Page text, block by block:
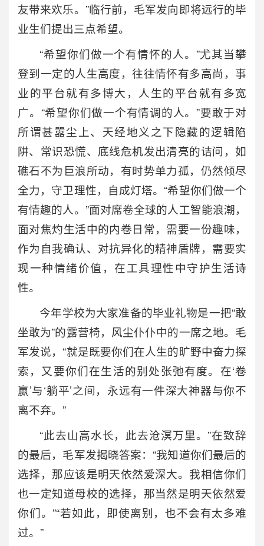
友带来欢乐。”临行前，毛军发向即将远行的毕
业生们提出三点希望。
“希望你们做一个有情怀的人。”尤其当攀
登到一定的人生高度，往往情怀有多高尚，事
业的平台就有多博大，人生的平台就有多宽
广。“希望你们做一个有情调的人。”要敢于对
所谓甚嚣尘上、天经地义之下隐藏的逻辑陷
阱、常识恐慌、底线危机发出清亮的诘问，如
礁石不为巨浪所动，有时势单力孤，仍然倾尽
全力，守卫理性，自成灯塔。“希望你们做一个
有情趣的人。”面对席卷全球的人工智能浪潮，
面对焦灼生活中的内卷日常，需要一份趣味，
作为自我确认、对抗异化的精神盾牌，需要实
现一种情绪价值，在工具理性中守护生活诗
性。
今年学校为大家准备的毕业礼物是一把“敢
坐敢为”的露营椅，风尘仆仆中的一席之地。毛
军发说，“就是既要你们在人生的旷野中奋力探
索，又要你们在生活的别处张弛有度。在‘卷
赢’与‘躺平’之间，永远有一件深大神器与你不
离不弃。”
“此去山高水长，此去沧溟万里。”在致辞
的最后，毛军发揭晓答案：“我知道你们最后的
选择，那应该是明天依然爱深大。我相信你们
也一定知道母校的选择，那当然是明天依然爱
你们。”“若如此，即使离别，也不会有太多难
过。”